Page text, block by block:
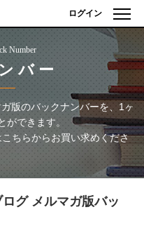
ログイン
Number
バー
版のバックナンバーを、1ヶ
ができます。
ちらからお買い求めくださ
グ メルマガ版バッ